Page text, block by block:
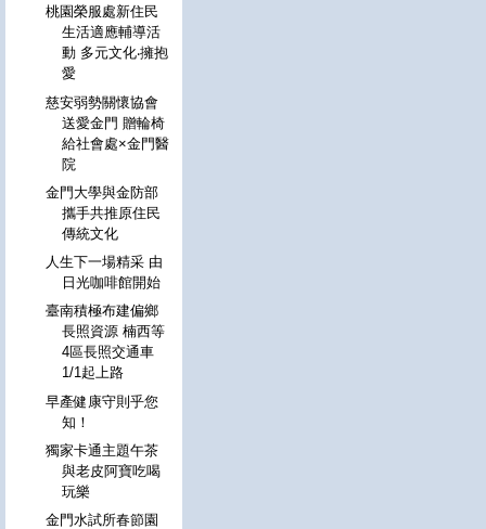
桃園榮服處新住民
生活適應輔導活
動 多元文化‧擁抱
愛
慈安弱勢關懷協會
送愛金門 贈輪椅
給社會處×金門醫
院
金門大學與金防部
攜手共推原住民
傳統文化
人生下一場精采 由
日光咖啡館開始
臺南積極布建偏鄉
長照資源 楠西等
4區長照交通車
1/1起上路
早產健康守則乎您
知！
獨家卡通主題午茶
與老皮阿寶吃喝
玩樂
金門水試所春節園